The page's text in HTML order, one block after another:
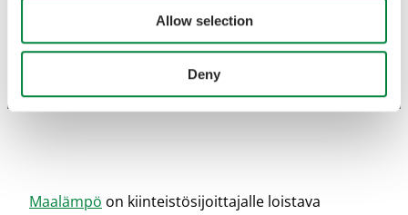
Allow selection
Deny
Maalämpö on kiinteistösijoittajalle loistava